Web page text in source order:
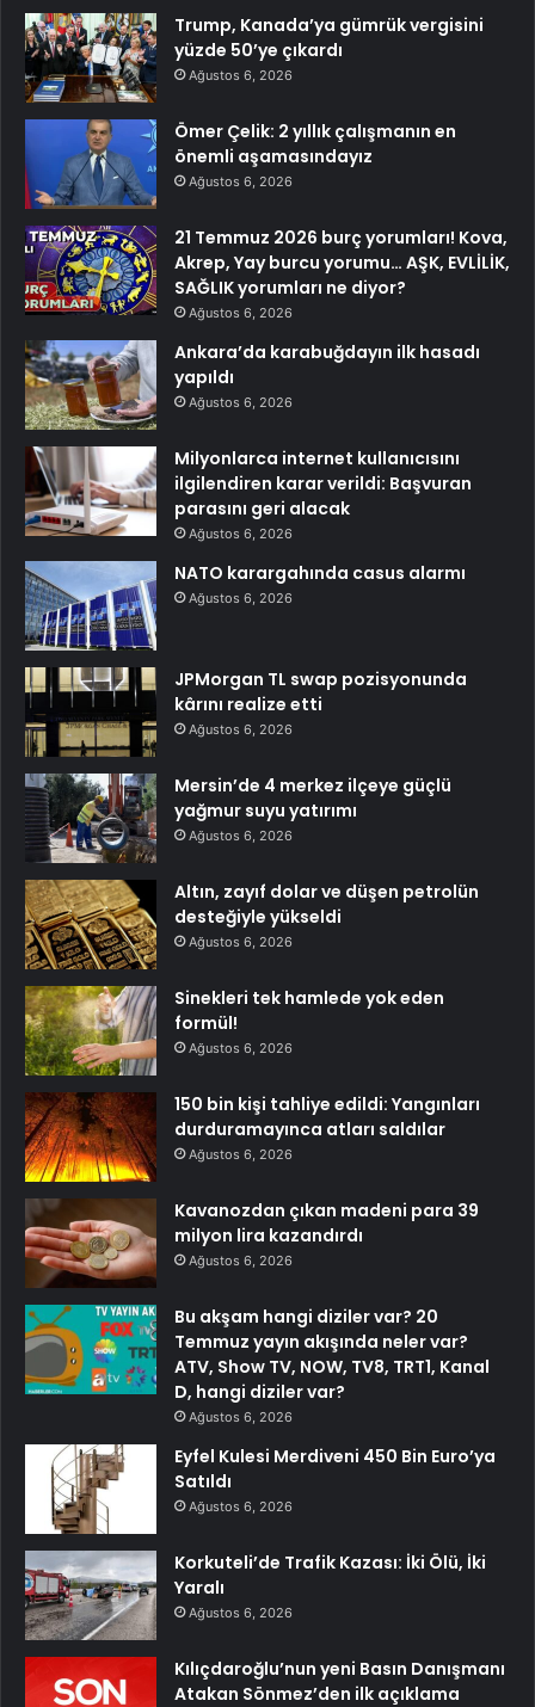
Trump, Kanada’ya gümrük vergisini
yüzde 50’ye çıkardı
Ağustos 6, 2026
Ömer Çelik: 2 yıllık çalışmanın en
önemli aşamasındayız
Ağustos 6, 2026
21 Temmuz 2026 burç yorumları! Kova,
Akrep, Yay burcu yorumu… AŞK, EVLİLİK,
SAĞLIK yorumları ne diyor?
Ağustos 6, 2026
Ankara’da karabuğdayın ilk hasadı
yapıldı
Ağustos 6, 2026
Milyonlarca internet kullanıcısını
ilgilendiren karar verildi: Başvuran
parasını geri alacak
Ağustos 6, 2026
NATO karargahında casus alarmı
Ağustos 6, 2026
JPMorgan TL swap pozisyonunda
kârını realize etti
Ağustos 6, 2026
Mersin’de 4 merkez ilçeye güçlü
yağmur suyu yatırımı
Ağustos 6, 2026
Altın, zayıf dolar ve düşen petrolün
desteğiyle yükseldi
Ağustos 6, 2026
Sinekleri tek hamlede yok eden
formül!
Ağustos 6, 2026
150 bin kişi tahliye edildi: Yangınları
durduramayınca atları saldılar
Ağustos 6, 2026
Kavanozdan çıkan madeni para 39
milyon lira kazandırdı
Ağustos 6, 2026
Bu akşam hangi diziler var? 20
Temmuz yayın akışında neler var?
ATV, Show TV, NOW, TV8, TRT1, Kanal
D, hangi diziler var?
Ağustos 6, 2026
Eyfel Kulesi Merdiveni 450 Bin Euro’ya
Satıldı
Ağustos 6, 2026
Korkuteli’de Trafik Kazası: İki Ölü, İki
Yaralı
Ağustos 6, 2026
Kılıçdaroğlu’nun yeni Basın Danışmanı
Atakan Sönmez’den ilk açıklama